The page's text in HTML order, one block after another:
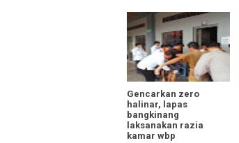
Gencarkan zero
halinar, lapas
bangkinang
laksanakan razia
kamar wbp